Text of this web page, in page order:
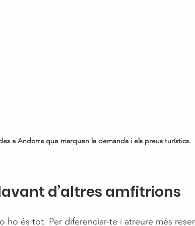
a Andorra que marquen la demanda i els preus turístics.
d’altres amfitrions
ho és tot. Per diferenciar-te i atreure més